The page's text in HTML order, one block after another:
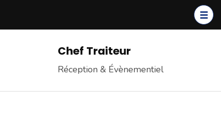
Chef Traiteur
Réception & Évènementiel